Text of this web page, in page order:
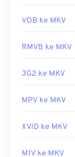
mengompresi
lain untuk
melakukannya,
Ninite .
Rilis awal:2002
Tautan yang
VOB ke MKV
RMVB ke MKV
3G2 ke MKV
MPV ke MKV
XVID ke MKV
M1V ke MKV